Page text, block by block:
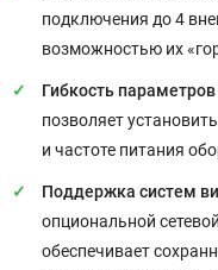
подключения до 4
возможностью их
Гибкость
позволяет
и частоте питания
Поддержка систем
опциональной
обеспечивает